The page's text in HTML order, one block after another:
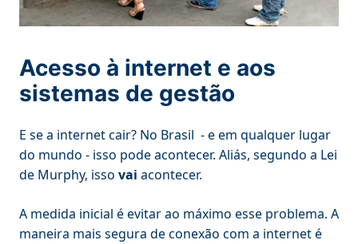
Acesso à internet e aos
sistemas de gestão
E se a internet cair? No Brasil - e em qualquer lugar
do mundo - isso pode acontecer. Aliás, segundo a Lei
de Murphy, isso vai acontecer.
A medida inicial é evitar ao máximo esse problema. A
maneira mais segura de conexão com a internet é